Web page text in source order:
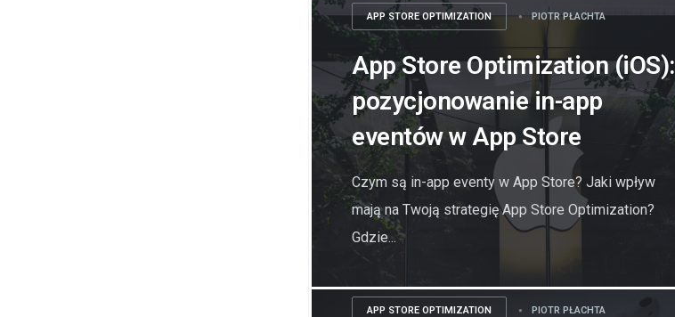
APP STORE OPTIMIZATION PIOTR PŁACHTA
App Store Optimization (iOS):
pozycjonowanie in-app
eventów w App Store
Czym są in-app eventy w App Store? Jaki wpływ
mają na Twoją strategię App Store Optimization?
Gdzie...
APP STORE OPTIMIZATION PIOTR PŁACHTA